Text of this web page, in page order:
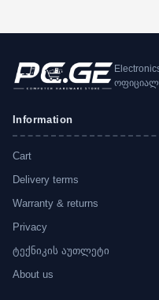
Information
Cart
Delivery terms
Warranty & returns
Privacy
ტექნიკის აუთლეტი
About us